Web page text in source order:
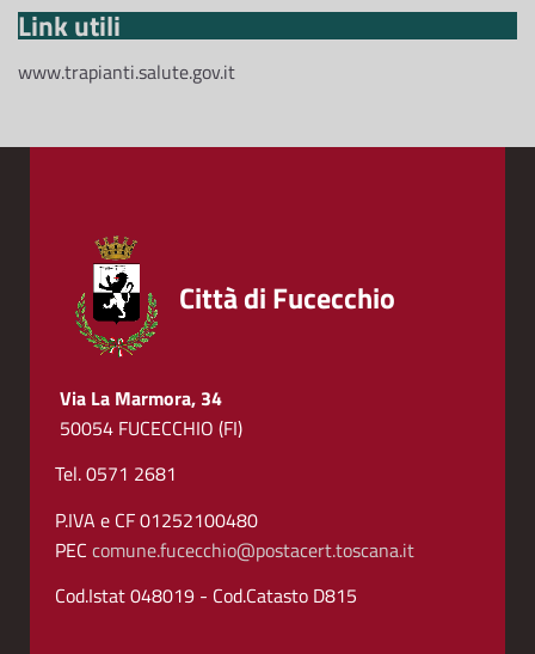
Link utili
www.trapianti.salute.gov.it
Città di Fucecchio
Via La Marmora, 34
50054 FUCECCHIO (FI)
Tel. 0571 2681
P.IVA e CF 01252100480
PEC comune.fucecchio@postacert.toscana.it
Cod.Istat 048019 - Cod.Catasto D815